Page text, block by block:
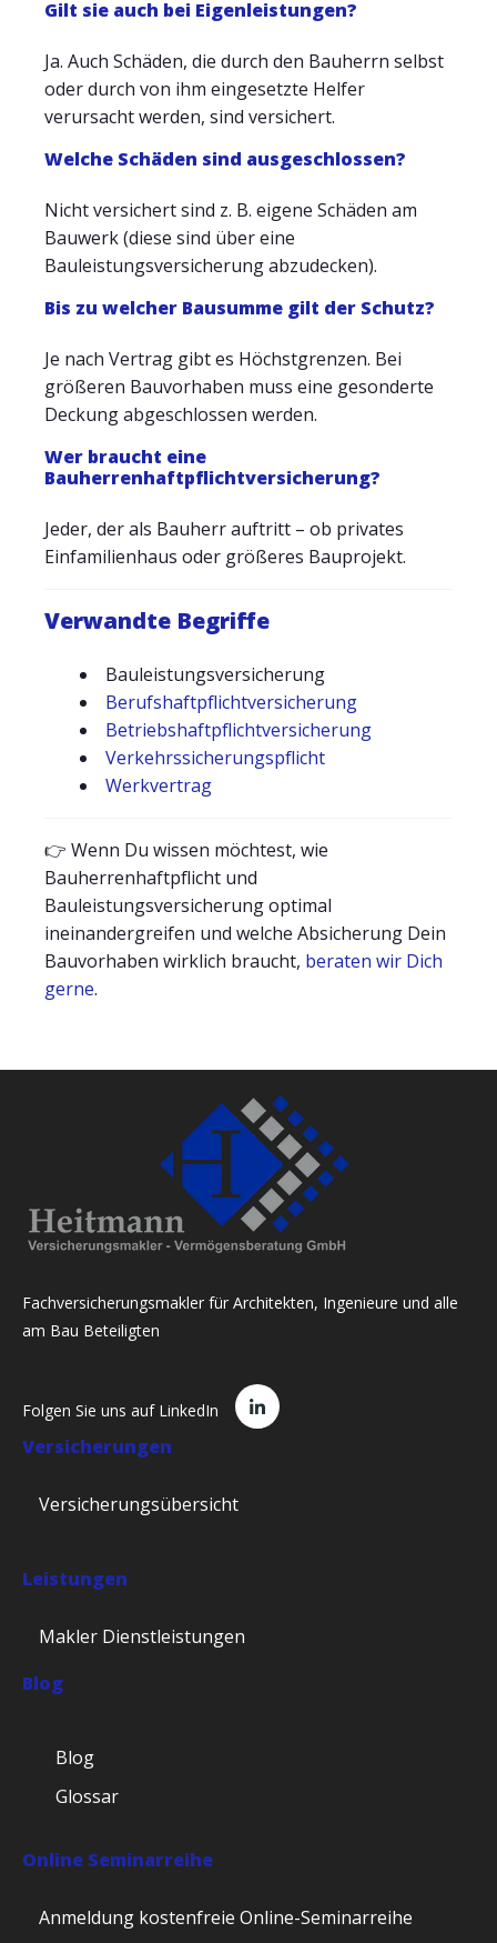
Gilt sie auch bei Eigenleistungen?
Ja. Auch Schäden, die durch den Bauherrn selbst
oder durch von ihm eingesetzte Helfer
verursacht werden, sind versichert.
Welche Schäden sind ausgeschlossen?
Nicht versichert sind z. B. eigene Schäden am
Bauwerk (diese sind über eine
Bauleistungsversicherung abzudecken).
Bis zu welcher Bausumme gilt der Schutz?
Je nach Vertrag gibt es Höchstgrenzen. Bei
größeren Bauvorhaben muss eine gesonderte
Deckung abgeschlossen werden.
Wer braucht eine
Bauherrenhaftpflichtversicherung?
Jeder, der als Bauherr auftritt – ob privates
Einfamilienhaus oder größeres Bauprojekt.
Verwandte Begriffe
Bauleistungsversicherung
Berufshaftpflichtversicherung
Betriebshaftpflichtversicherung
Verkehrssicherungspflicht
Werkvertrag
👉 Wenn Du wissen möchtest, wie
Bauherrenhaftpflicht und
Bauleistungsversicherung optimal
ineinandergreifen und welche Absicherung Dein
Bauvorhaben wirklich braucht, beraten wir Dich
gerne.
Fachversicherungsmakler für Architekten, Ingenieure und alle
am Bau Beteiligten
Folgen Sie uns auf LinkedIn
Versicherungen
Versicherungsübersicht
Leistungen
Makler Dienstleistungen
Blog
Blog
Glossar
Online Seminarreihe
Anmeldung kostenfreie Online-Seminarreihe